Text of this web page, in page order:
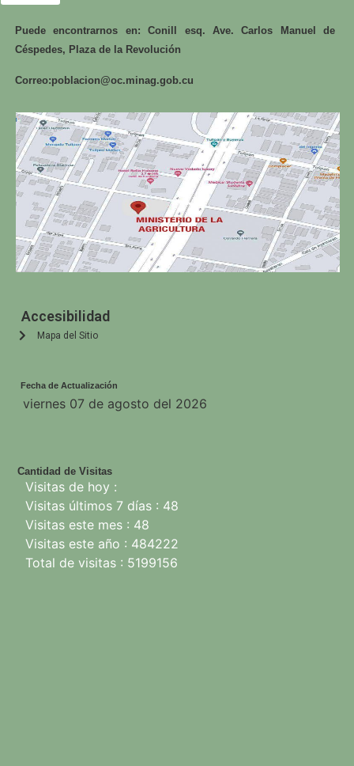
Puede encontrarnos en: Conill esq. Ave. Carlos Manuel de
Céspedes, Plaza de la Revolución
Correo:poblacion@oc.minag.gob.cu
Accesibilidad
Mapa del Sitio
Fecha de Actualización
Cantidad de Visitas
Visitas de hoy :
Visitas últimos 7 días : 48
Visitas este mes : 48
Visitas este año : 484222
Total de visitas : 5199156
viernes 07 de agosto del 2026